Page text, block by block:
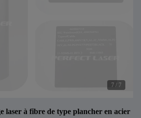
7 / 7
laser à fibre de type plancher en acier